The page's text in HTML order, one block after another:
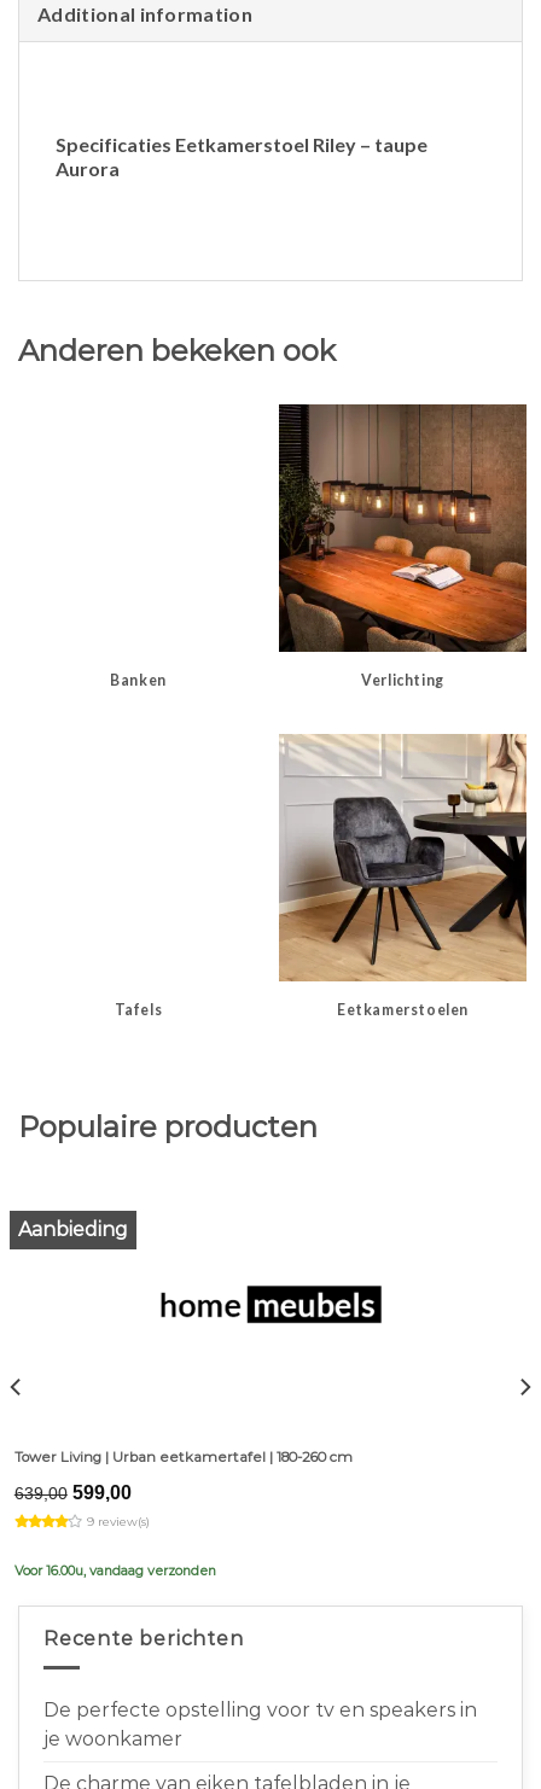
Additional information
Specificaties Eetkamerstoel Riley – taupe
Aurora
Anderen bekeken ook
Banken Verlichting
Tafels Eetkamerstoelen
Populaire producten
Aanbieding
Tower Living | Urban eetkamertafel | 180-260 cm
639,00 Original
price
was:
599,00Current
is:
9 review(s)
Voor 16.00u, vandaag verzonden
Recente berichten
De perfecte opstelling voor tv en speakers in
je woonkamer
De charme van eiken tafelbladen in je